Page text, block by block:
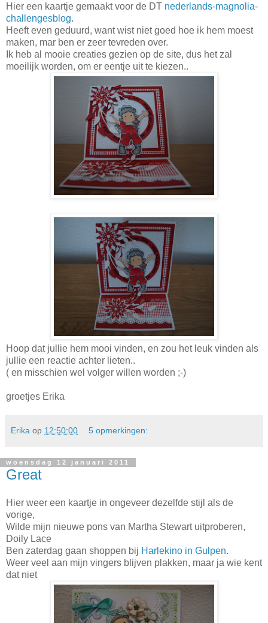
Hier een kaartje gemaakt voor de DT nederlands-magnolia-
challengesblog.
Heeft even geduurd, want wist niet goed hoe ik hem moest
maken, mar ben er zeer tevreden over.
Ik heb al mooie creaties gezien op de site, dus het zal
moeilijk worden, om er eentje uit te kiezen..
Hoop dat jullie hem mooi vinden, en zou het leuk vinden als
jullie een reactie achter lieten..
( en misschien wel volger willen worden ;-)
groetjes Erika
Erika op 12:50:00 5 opmerkingen:
woensdag 12 januari 2011
Great
Hier weer een kaartje in ongeveer dezelfde stijl als de
vorige,
Wilde mijn nieuwe pons van Martha Stewart uitproberen,
Doily Lace
Ben zaterdag gaan shoppen bij Harlekino in Gulpen.
Weer veel aan mijn vingers blijven plakken, maar ja wie kent
dat niet